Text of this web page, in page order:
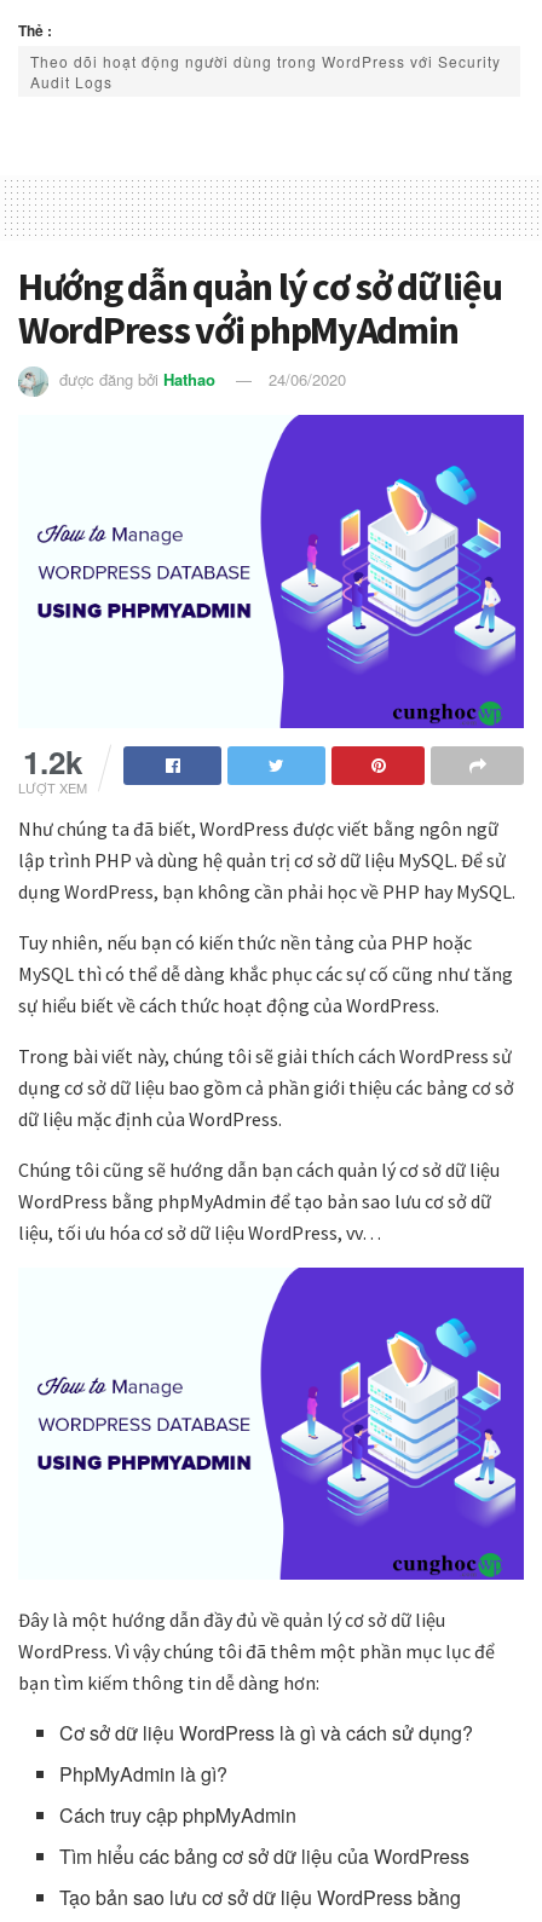
Thẻ :
Theo dõi hoạt động người dùng trong WordPress với Security
Audit Logs
Hướng dẫn quản lý cơ sở dữ liệu
WordPress với phpMyAdmin
được đăng bởi Hathao 24/06/2020
1.2k
LƯỢT XEM
Như chúng ta đã biết, WordPress được viết bằng ngôn ngữ
lập trình PHP và dùng hệ quản trị cơ sở dữ liệu MySQL. Để sử
dụng WordPress, bạn không cần phải học về PHP hay MySQL.
Tuy nhiên, nếu bạn có kiến thức nền tảng của PHP hoặc
MySQL thì có thể dễ dàng khắc phục các sự cố cũng như tăng
sự hiểu biết về cách thức hoạt động của WordPress.
Trong bài viết này, chúng tôi sẽ giải thích cách WordPress sử
dụng cơ sở dữ liệu bao gồm cả phần giới thiệu các bảng cơ sở
dữ liệu mặc định của WordPress.
Chúng tôi cũng sẽ hướng dẫn bạn cách quản lý cơ sở dữ liệu
WordPress bằng phpMyAdmin để tạo bản sao lưu cơ sở dữ
liệu, tối ưu hóa cơ sở dữ liệu WordPress, vv…
Đây là một hướng dẫn đầy đủ về quản lý cơ sở dữ liệu
WordPress. Vì vậy chúng tôi đã thêm một phần mục lục để
bạn tìm kiếm thông tin dễ dàng hơn:
Cơ sở dữ liệu WordPress là gì và cách sử dụng?
PhpMyAdmin là gì?
Cách truy cập phpMyAdmin
Tìm hiểu các bảng cơ sở dữ liệu của WordPress
Tạo bản sao lưu cơ sở dữ liệu WordPress bằng